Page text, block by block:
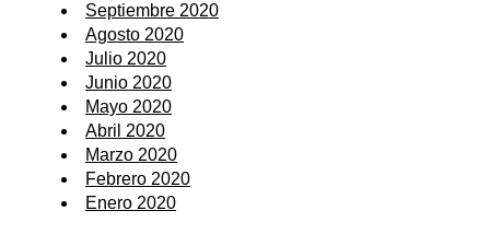
Septiembre 2020
Agosto 2020
Julio 2020
Junio 2020
Mayo 2020
Abril 2020
Marzo 2020
Febrero 2020
Enero 2020